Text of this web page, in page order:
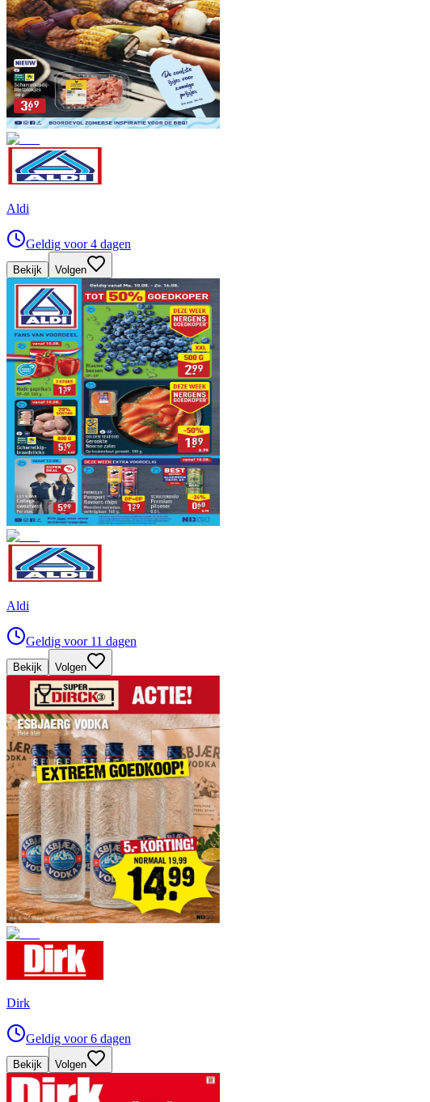
Aldi
Geldig voor 4 dagen
Bekijk Volgen
Aldi
Geldig voor 11 dagen
Bekijk Volgen
Dirk
Geldig voor 6 dagen
Bekijk Volgen